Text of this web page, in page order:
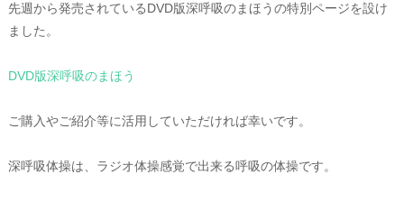
先週から発売されているDVD版深呼吸のまほうの特別ページを設け
ました。
DVD版深呼吸のまほう
ご購入やご紹介等に活用していただければ幸いです。
深呼吸体操は、ラジオ体操感覚で出来る呼吸の体操です。